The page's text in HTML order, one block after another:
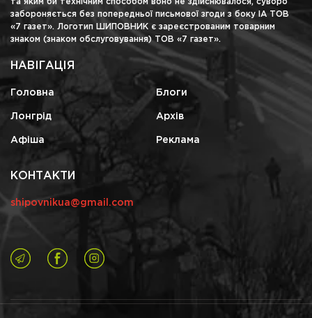
та яким би технічним способом воно не здійснювалося, суворо
забороняється без попередньої письмової згоди з боку ІА ТОВ
«7 газет». Логотип ШИПОВНИК є зареєстрованим товарним
знаком (знаком обслуговування) ТОВ «7 газет».
НАВІГАЦІЯ
Головна Блоги
Лонгрід Архів
Афіша Реклама
КОНТАКТИ
shipovnikua@gmail.com